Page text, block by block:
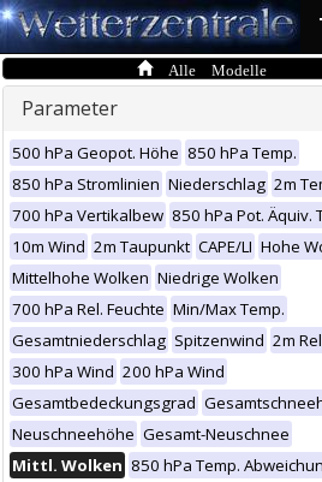
Alle Modelle
Parameter
500 hPa Geopot. Höhe 850 hPa Temp.
850 hPa Stromlinien Niederschlag 2m
700 hPa Vertikalbew 850 hPa Pot. Äquiv.
10m Wind 2m Taupunkt CAPE/LI Hohe
Mittelhohe Wolken Niedrige Wolken
700 hPa Rel. Feuchte Min/Max Temp.
Gesamtniederschlag Spitzenwind 2m
300 hPa Wind 200 hPa Wind
Gesamtbedeckungsgrad
Neuschneehöhe Gesamt-Neuschnee
Mittl. Wolken 850 hPa Temp.